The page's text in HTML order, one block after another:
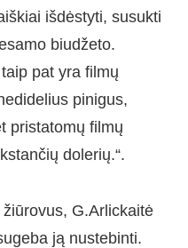
išdėstyti, susukti
biudžeto.
pat yra filmų
pinigus,
pristatomų filmų
dolerių.“.
G.Arlickaitė
ją nustebinti.